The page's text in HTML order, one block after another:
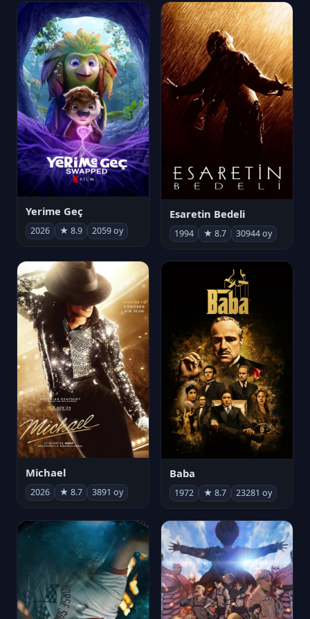
Yerime Geç
2026 ★ 8.9 2059 oy
Esaretin Bedeli
1994 ★ 8.7 30944 oy
Michael
2026 ★ 8.7 3891 oy
Baba
1972 ★ 8.7 23281 oy